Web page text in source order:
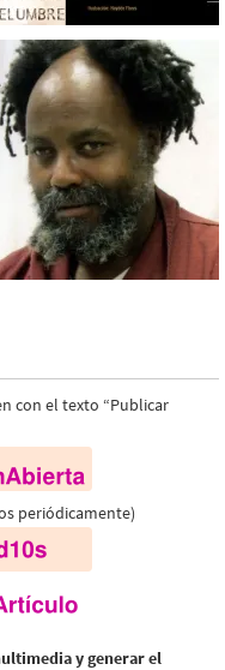
con el texto “Publicar
periódicamente)
y generar el